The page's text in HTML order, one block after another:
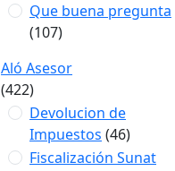
Que buena pregunta
(107)
Aló Asesor
(422)
Devolucion de
Impuestos (46)
Fiscalización Sunat